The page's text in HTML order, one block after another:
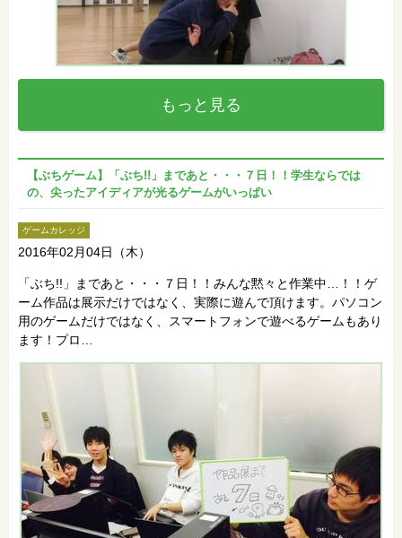
もっと見る
【ぶちゲーム】「ぶち!!」まであと・・・７日！！学生ならでは
の、尖ったアイディアが光るゲームがいっぱい
ゲームカレッジ
2016年02月04日（木）
「ぶち!!」まであと・・・７日！！みんな黙々と作業中…！！ゲ
ーム作品は展示だけではなく、実際に遊んで頂けます。パソコン
用のゲームだけではなく、スマートフォンで遊べるゲームもあり
ます！プロ…